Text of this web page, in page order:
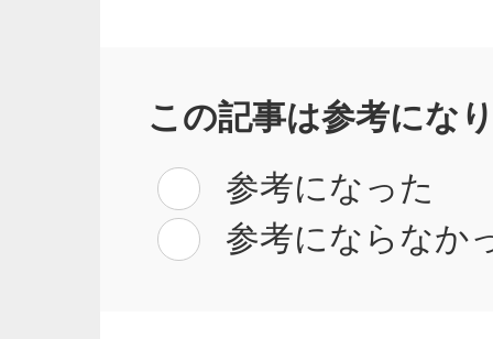
この記事は参考にな
参考になった
参考にならなか